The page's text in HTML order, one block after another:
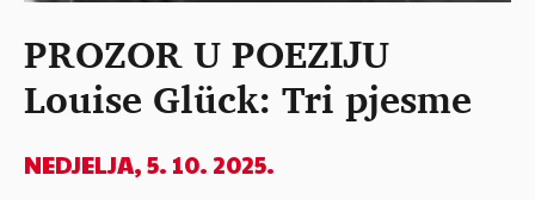
PROZOR U POEZIJU
Louise Glück: Tri pjesme
NEDJELJA, 5. 10. 2025.